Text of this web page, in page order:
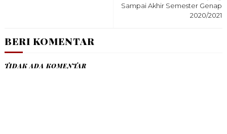
Sampai Akhir Semester Genap
2020/2021
BERI KOMENTAR
TIDAK ADA KOMENTAR